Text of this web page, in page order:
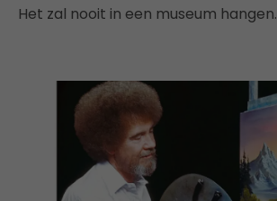
Het zal nooit in een museum hangen.